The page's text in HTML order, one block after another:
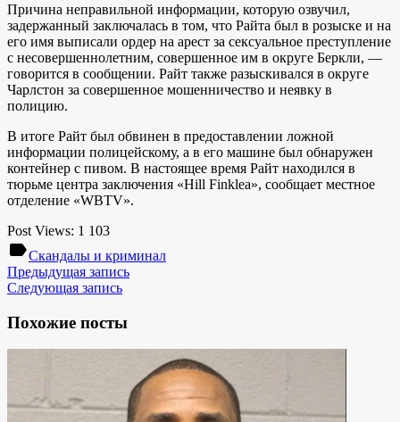
Причина неправильной информации, которую озвучил,
задержанный заключалась в том, что Райта был в розыске и на
его имя выписали ордер на арест за сексуальное преступление
с несовершеннолетним, совершенное им в округе Беркли, —
говорится в сообщении. Райт также разыскивался в округе
Чарлстон за совершенное мошенничество и неявку в
полицию.
В итоге Райт был обвинен в предоставлении ложной
информации полицейскому, а в его машине был обнаружен
контейнер с пивом. В настоящее время Райт находился в
тюрьме центра заключения «Hill Finklea», сообщает местное
отделение «WBTV».
Post Views: 1 103
labelСкандалы и криминал
Предыдущая запись
Следующая запись
Похожие посты